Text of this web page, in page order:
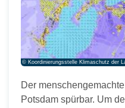
© Koordinierungsstelle Klimaschutz der
Der
Potsdam spürbar. Um